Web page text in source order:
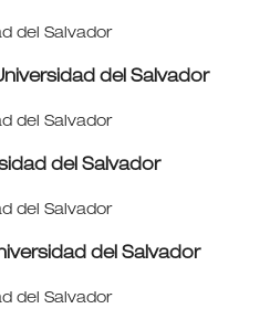
del Salvador
del Salvador
del Salvador
del Salvador
del Salvador
del Salvador
del Salvador